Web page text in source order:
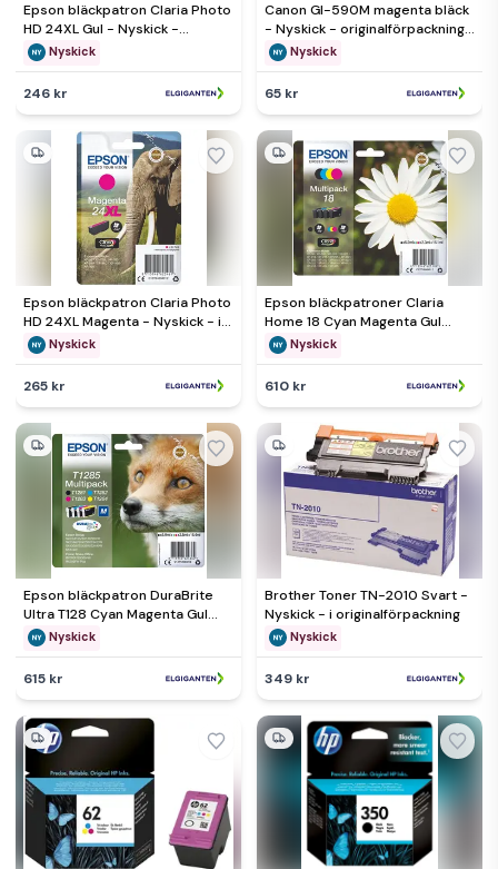
Epson bläckpatron Claria Photo
HD 24XL Gul - Nyskick -
originalförpackning saknas
Nyskick
246 kr
Canon GI-590M magenta bläck
- Nyskick - originalförpackning
saknasNyskick
65 kr
Epson bläckpatron Claria Photo
HD 24XL Magenta - Nyskick - i
originalförpackning
Nyskick
265 kr
Epson bläckpatroner Claria
Home 18 Cyan Magenta Gul
Svart - Nyskick -
originalförpackning saknas
Nyskick
610 kr
Epson bläckpatron DuraBrite
Ultra T128 Cyan Magenta Gul
Svart - Nyskick - i
originalförpackning
Nyskick
615 kr
Brother Toner TN-2010 Svart -
Nyskick - i originalförpackning
Nyskick
349 kr